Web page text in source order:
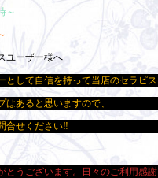
～
ユーザー様へ
として自信を持って当店のセラピ
はあると思いますので、
合せください‼
とうございます。日々のご利用感